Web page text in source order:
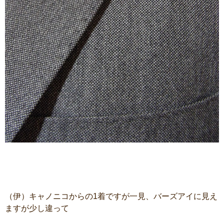
（伊）キャノニコからの1着ですが一見、バーズアイに見え
ますが少し違って